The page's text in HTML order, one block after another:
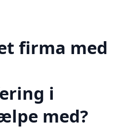
firma med
i
med?